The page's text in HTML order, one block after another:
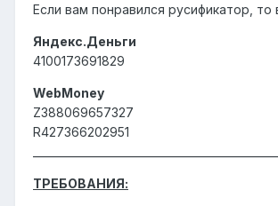
Если вам понравился русификатор,
Яндекс.Деньги
4100173691829
WebMoney
Z388069657327
R427366202951
ТРЕБОВАНИЯ: